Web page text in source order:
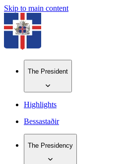
Skip to main content
The President
Highlights
Bessastaðir
The Presidency